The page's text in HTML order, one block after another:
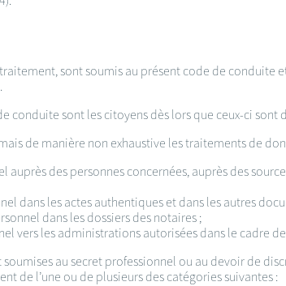
sont soumis au présent code de conduite
conduite sont les citoyens dès lors que ceux-ci
de manière non exhaustive les traitements de
auprès des personnes concernées, auprès des
dans les actes authentiques et dans les autres
dans les dossiers des notaires ;
vers les administrations autorisées dans le cadre
au secret professionnel ou au devoir de
de l’une ou de plusieurs des catégories suivantes :